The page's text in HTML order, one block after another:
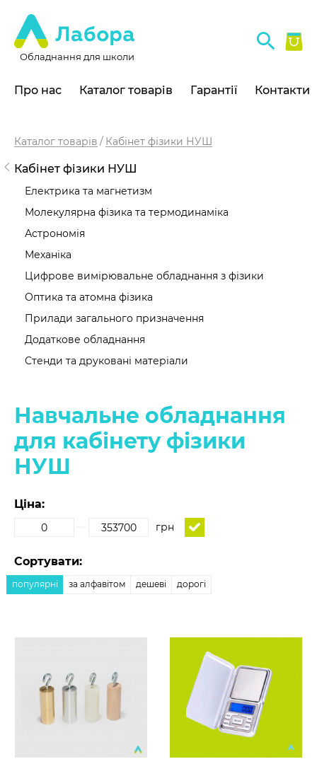
Обладнання для школи
Про нас Каталог товарів Гарантії Контакти
Каталог товарів Кабінет фізики НУШ
Кабінет фізики НУШ
Електрика та магнетизм
Молекулярна фізика та термодинаміка
Астрономія
Механіка
Цифрове вимірювальне обладнання з фізики
Оптика та атомна фізика
Прилади загального призначення
Додаткове обладнання
Стенди та друковані матеріали
Навчальне обладнання
для кабінету фізики
НУШ
Ціна:
грн
Сортувати:
популярні за алфавітом дешеві дорогі